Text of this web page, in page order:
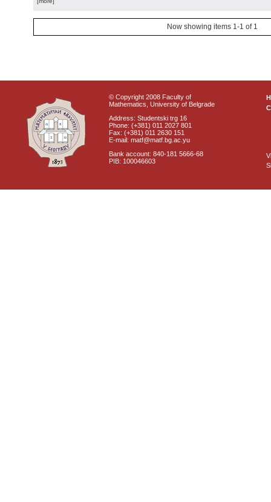
Now showing items 1-1 of 1
© Copyright 2008 Faculty of
Mathematics, University of Belgrade
Address: Studentski trg 16
Phone: (+381) 011 2027 801
Fax: (+381) 011 2630 151
E-mail: matf@matf.bg.ac.yu
Bank account: 840-181 5666-68
PIB: 100046603